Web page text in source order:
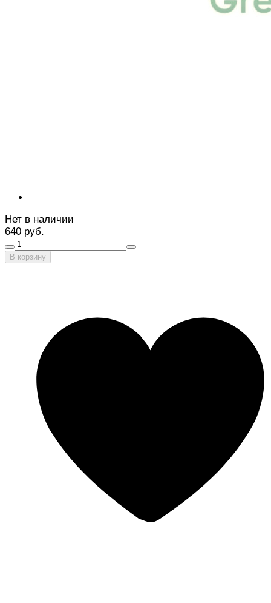
Нет в наличии
640 руб.
В корзину